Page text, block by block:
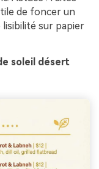
de foncer un
sur papier
soleil désert